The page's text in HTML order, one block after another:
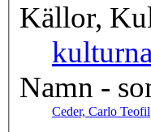
Källor,
Namn -
Ceder, Carlo Teofil